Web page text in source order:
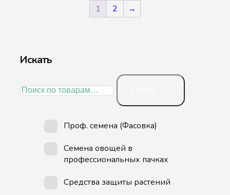
1 2 →
Искать
Проф. семена (Фасовка)
Семена овощей в
профессиональных пачках
Средства защиты растений